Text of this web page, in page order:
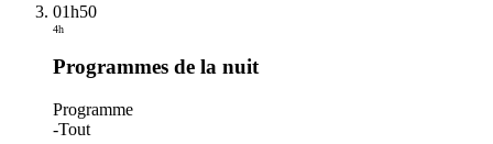
01h50
4h
Programmes de la nuit
Programme
-Tout